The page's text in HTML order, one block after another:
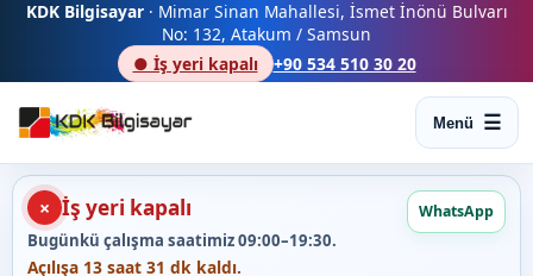
KDK Bilgisayar· Mimar Sinan Mahallesi, İsmet İnönü Bulvarı
No: 132, Atakum / Samsun
● İş yeri kapalı
+90 534 510 30 20
Menü
× İş yeri kapalı
Bugünkü çalışma saatimiz 09:00–19:30.
Açılışa 13 saat 31 dk kaldı.
WhatsApp